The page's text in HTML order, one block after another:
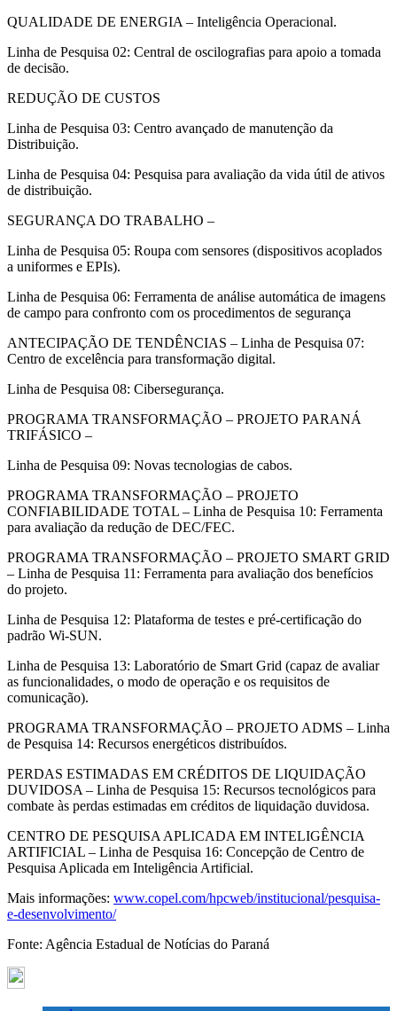
QUALIDADE DE ENERGIA – Inteligência Operacional.
Linha de Pesquisa 02: Central de oscilografias para apoio a tomada
de decisão.
REDUÇÃO DE CUSTOS
Linha de Pesquisa 03: Centro avançado de manutenção da
Distribuição.
Linha de Pesquisa 04: Pesquisa para avaliação da vida útil de ativos
de distribuição.
SEGURANÇA DO TRABALHO –
Linha de Pesquisa 05: Roupa com sensores (dispositivos acoplados
a uniformes e EPIs).
Linha de Pesquisa 06: Ferramenta de análise automática de imagens
de campo para confronto com os procedimentos de segurança
ANTECIPAÇÃO DE TENDÊNCIAS – Linha de Pesquisa 07:
Centro de excelência para transformação digital.
Linha de Pesquisa 08: Cibersegurança.
PROGRAMA TRANSFORMAÇÃO – PROJETO PARANÁ
TRIFÁSICO –
Linha de Pesquisa 09: Novas tecnologias de cabos.
PROGRAMA TRANSFORMAÇÃO – PROJETO
CONFIABILIDADE TOTAL – Linha de Pesquisa 10: Ferramenta
para avaliação da redução de DEC/FEC.
PROGRAMA TRANSFORMAÇÃO – PROJETO SMART GRID
– Linha de Pesquisa 11: Ferramenta para avaliação dos benefícios
do projeto.
Linha de Pesquisa 12: Plataforma de testes e pré-certificação do
padrão Wi-SUN.
Linha de Pesquisa 13: Laboratório de Smart Grid (capaz de avaliar
as funcionalidades, o modo de operação e os requisitos de
comunicação).
PROGRAMA TRANSFORMAÇÃO – PROJETO ADMS – Linha
de Pesquisa 14: Recursos energéticos distribuídos.
PERDAS ESTIMADAS EM CRÉDITOS DE LIQUIDAÇÃO
DUVIDOSA – Linha de Pesquisa 15: Recursos tecnológicos para
combate às perdas estimadas em créditos de liquidação duvidosa.
CENTRO DE PESQUISA APLICADA EM INTELIGÊNCIA
ARTIFICIAL – Linha de Pesquisa 16: Concepção de Centro de
Pesquisa Aplicada em Inteligência Artificial.
Mais informações: www.copel.com/hpcweb/institucional/pesquisa-
e-desenvolvimento/
Fonte: Agência Estadual de Notícias do Paraná